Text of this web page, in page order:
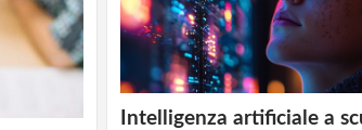
Intelligenza artificiale a